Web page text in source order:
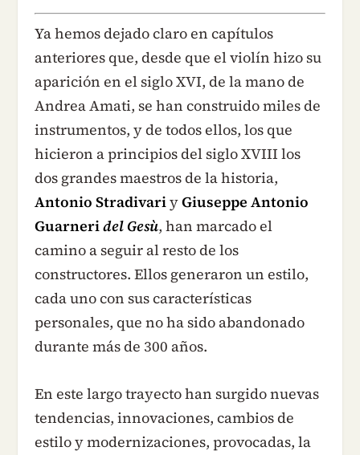
Ya hemos dejado claro en capítulos
anteriores que, desde que el violín hizo su
aparición en el siglo XVI, de la mano de
Andrea Amati, se han construido miles de
instrumentos, y de todos ellos, los que
hicieron a principios del siglo XVIII los
dos grandes maestros de la historia,
Antonio StradivariyGiuseppe Antonio
Guarneridel Gesù, han marcado el
camino a seguir al resto de los
constructores. Ellos generaron un estilo,
cada uno con sus características
personales, que no ha sido abandonado
durante más de 300 años.
En este largo trayecto han surgido nuevas
tendencias, innovaciones, cambios de
estilo y modernizaciones, provocadas, la